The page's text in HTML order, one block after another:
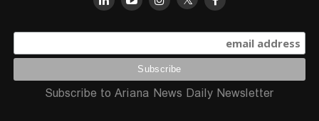
Subscribe to Ariana News Daily Newsletter